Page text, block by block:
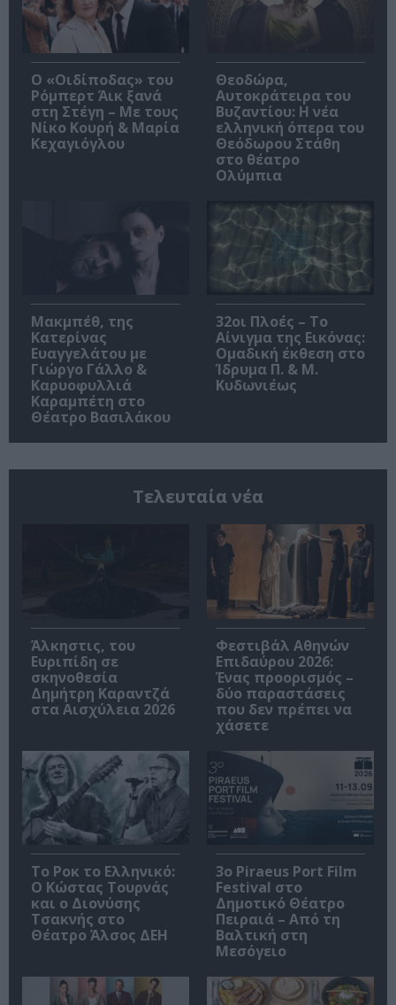
O «Οιδίποδας» του
Ρόμπερτ Άικ ξανά
στη Στέγη – Με τους
Νίκο Κουρή & Μαρία
Κεχαγιόγλου
Θεοδώρα,
Αυτοκράτειρα του
Βυζαντίου: Η νέα
ελληνική όπερα του
Θεόδωρου Στάθη
στο θέατρο
Ολύμπια
Μακμπέθ, της
Κατερίνας
Ευαγγελάτου με
Γιώργο Γάλλο &
Καρυοφυλλιά
Καραμπέτη στο
Θέατρο Βασιλάκου
32οι Πλοές – Το
Αίνιγμα της Εικόνας:
Ομαδική έκθεση στο
Ίδρυμα Π. & Μ.
Κυδωνιέως
Τελευταία νέα
Άλκηστις, του
Ευριπίδη σε
σκηνοθεσία
Δημήτρη Καραντζά
στα Αισχύλεια 2026
Φεστιβάλ Αθηνών
Επιδαύρου 2026:
Ένας προορισμός –
δύο παραστάσεις
που δεν πρέπει να
χάσετε
Το Ροκ το Ελληνικό:
Ο Κώστας Τουρνάς
και ο Διονύσης
Τσακνής στο
Θέατρο Άλσος ΔΕΗ
3o Piraeus Port Film
Festival στο
Δημοτικό Θέατρο
Πειραιά – Από τη
Βαλτική στη
Μεσόγειο